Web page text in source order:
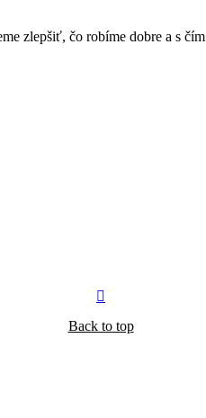
zlepšiť, čo robíme dobre a s
Back to top